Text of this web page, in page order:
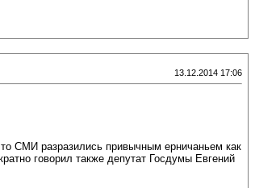
13.12.2014 17:06
СМИ разразились привычным ерничаньем как
говорил также депутат Госдумы Евгений